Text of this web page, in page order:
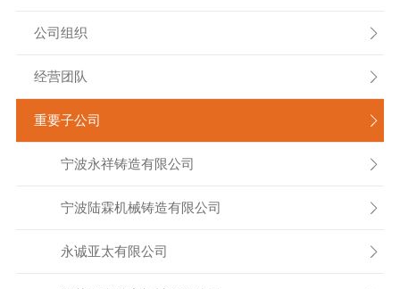
公司组织 
经营团队 
重要子公司 

宁波永祥铸造有限公司

宁波陆霖机械铸造有限公司

永诚亚太有限公司